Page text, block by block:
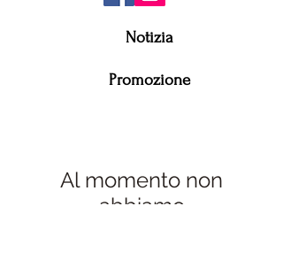
Notizia
Promozione
Al momento non
abbiamo